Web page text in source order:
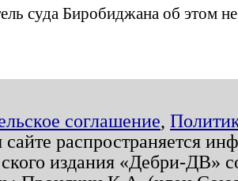
суда Биробиджана об этом не
соглашение,
распространяется
издания «Дебри-ДВ»